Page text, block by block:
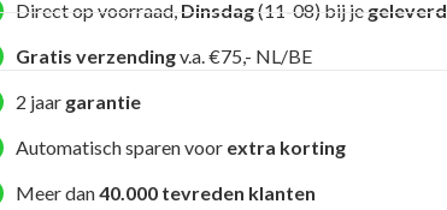
Direct op voorraad, Dinsdag(11-08) bij je geleverd
Gratis verzendingv.a. €75,- NL/BE
2 jaar garantie
Automatisch sparen voor extra korting
Meer dan40.000 tevreden klanten